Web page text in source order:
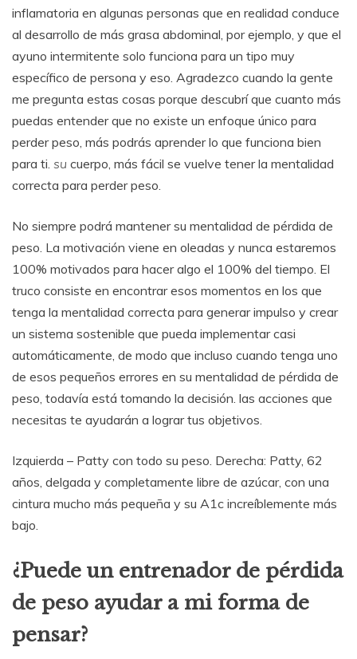
inflamatoria en algunas personas que en realidad conduce
al desarrollo de más grasa abdominal, por ejemplo, y que el
ayuno intermitente solo funciona para un tipo muy
específico de persona y eso. Agradezco cuando la gente
me pregunta estas cosas porque descubrí que cuanto más
puedas entender que no existe un enfoque único para
perder peso, más podrás aprender lo que funciona bien
para ti. su cuerpo, más fácil se vuelve tener la mentalidad
correcta para perder peso.
No siempre podrá mantener su mentalidad de pérdida de
peso. La motivación viene en oleadas y nunca estaremos
100% motivados para hacer algo el 100% del tiempo. El
truco consiste en encontrar esos momentos en los que
tenga la mentalidad correcta para generar impulso y crear
un sistema sostenible que pueda implementar casi
automáticamente, de modo que incluso cuando tenga uno
de esos pequeños errores en su mentalidad de pérdida de
peso, todavía está tomando la decisión. las acciones que
necesitas te ayudarán a lograr tus objetivos.
Izquierda – Patty con todo su peso. Derecha: Patty, 62
años, delgada y completamente libre de azúcar, con una
cintura mucho más pequeña y su A1c increíblemente más
bajo.
¿Puede un entrenador de pérdida
de peso ayudar a mi forma de
pensar?